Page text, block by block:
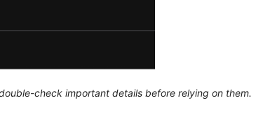
check important details before relying on them.